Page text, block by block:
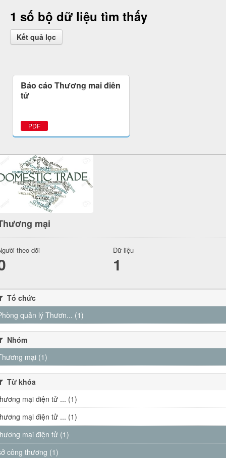
1 số bộ dữ liệu tìm thấy
Kết quả lọc
Báo cáo Thương mại điện
tử
PDF
mại
theo dõi Dữ liệu
1
Tổ chức
quản lý Thươn... (1)
Nhóm
mại (1)
Từ khóa
mại điện tử ... (1)
mại điện tử ... (1)
mại điện tử (1)
công thương (1)